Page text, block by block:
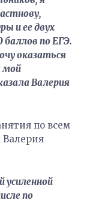
и ее двух
баллов по ЕГЭ.
оказаться
мой
Валерия
по всем
по